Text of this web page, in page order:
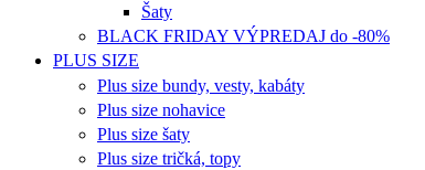
Šaty
BLACK FRIDAY VÝPREDAJ do -80%
PLUS SIZE
Plus size bundy, vesty, kabáty
Plus size nohavice
Plus size šaty
Plus size tričká, topy